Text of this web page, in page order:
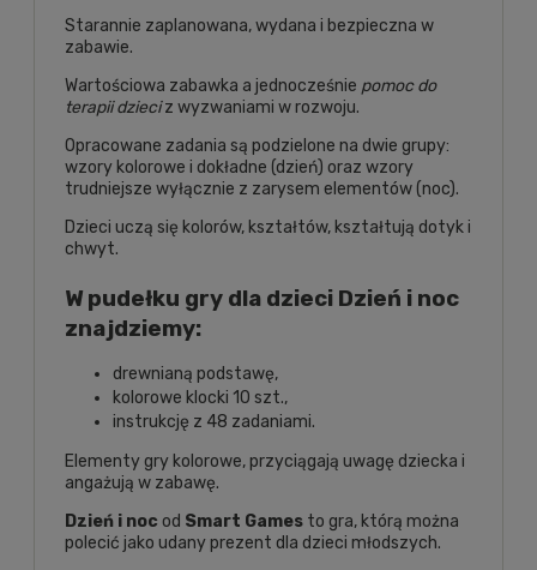
Starannie zaplanowana, wydana i bezpieczna w
zabawie.
Wartościowa zabawka a jednocześnie pomoc do
terapii dzieciz wyzwaniami w rozwoju.
Opracowane zadania są podzielone na dwie grupy:
wzory kolorowe i dokładne (dzień) oraz wzory
trudniejsze wyłącznie z zarysem elementów (noc).
Dzieci uczą się kolorów, kształtów, kształtują dotyk i
chwyt.
W pudełku gry dla dzieci Dzień i noc
znajdziemy:
drewnianą podstawę,
kolorowe klocki 10 szt.,
instrukcję z 48 zadaniami.
Elementy gry kolorowe, przyciągają uwagę dziecka i
angażują w zabawę.
Dzień i noc od Smart Games to gra, którą można
polecić jako udany prezent dla dzieci młodszych.